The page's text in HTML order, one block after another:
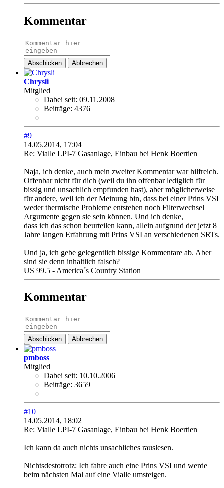
Kommentar
Abschicken Abbrechen
Chrysli
Mitglied
Dabei seit: 09.11.2008
Beiträge: 4376
#9
14.05.2014, 17:04
Re: Vialle LPI-7 Gasanlage, Einbau bei Henk Boertien
Naja, ich denke, auch mein zweiter Kommentar war hilfreich.
Offenbar nicht für dich (weil du ihn offenbar lediglich für
bissig und unsachlich empfunden hast), aber möglicherweise
für andere, weil ich der Meinung bin, dass bei einer Prins VSI
weder thermische Probleme entstehen noch Filterwechsel
Argumente gegen sie sein können. Und ich denke,
dass ich das schon beurteilen kann, allein aufgrund der jetzt 8
Jahre langen Erfahrung mit Prins VSI an verschiedenen SRTs.
Und ja, ich gebe gelegentlich bissige Kommentare ab. Aber
sind sie denn inhaltlich falsch?
US 99.5 - America´s Country Station
Kommentar
Abschicken Abbrechen
pmboss
Mitglied
Dabei seit: 10.10.2006
Beiträge: 3659
#10
14.05.2014, 18:02
Re: Vialle LPI-7 Gasanlage, Einbau bei Henk Boertien
Ich kann da auch nichts unsachliches rauslesen.
Nichtsdestotrotz: Ich fahre auch eine Prins VSI und werde
beim nächsten Mal auf eine Vialle umsteigen.